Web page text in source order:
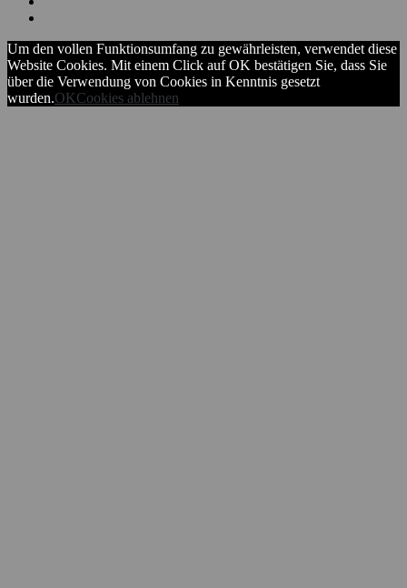
Um den vollen Funktionsumfang zu gewährleisten, verwendet diese
Website Cookies. Mit einem Click auf OK bestätigen Sie, dass Sie
über die Verwendung von Cookies in Kenntnis gesetzt
wurden.OKCookies ablehnen